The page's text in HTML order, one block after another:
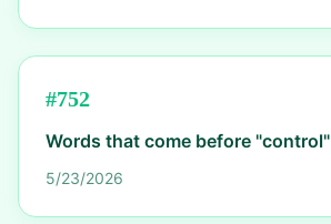
#752
Words that come before "control"
5/23/2026